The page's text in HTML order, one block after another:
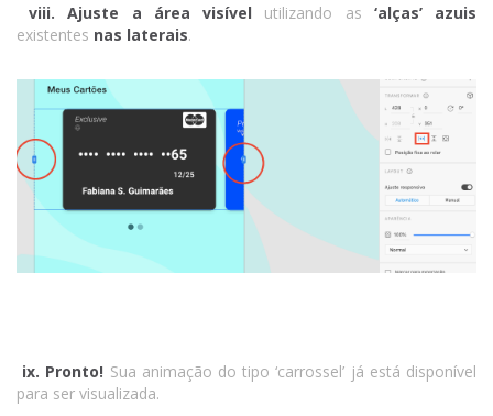
viii. Ajuste a área visível utilizando as ‘alças’ azuis
existentes nas laterais.
ix. Pronto! Sua animação do tipo ‘carrossel’ já está disponível
para ser visualizada.